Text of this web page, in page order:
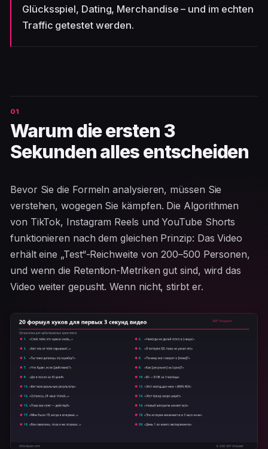
Glücksspiel, Dating, Merchandise – und im echten
Traffic getestet werden.
Warum die ersten 3
Sekunden alles entscheiden
Bevor Sie die Formeln analysieren, müssen Sie
verstehen, wogegen Sie kämpfen. Die Algorithmen
von TikTok, Instagram Reels und YouTube Shorts
funktionieren nach dem gleichen Prinzip: Das Video
erhält eine „Test“-Reichweite von 200–500 Personen,
und wenn die Retention-Metriken gut sind, wird das
Video weiter gepusht. Wenn nicht, stirbt er.